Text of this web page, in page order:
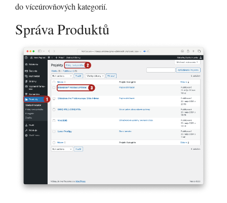
do víceúrovňových kategorií.
Správa Produktů